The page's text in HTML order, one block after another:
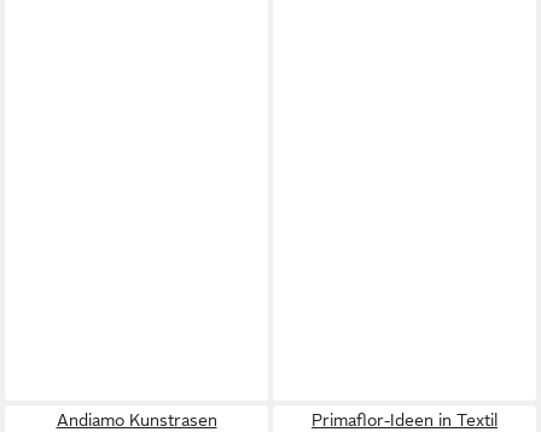
Andiamo Kunstrasen
Primaflor-Ideen in Textil